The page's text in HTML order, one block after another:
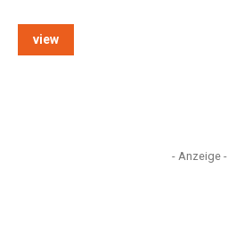
view
- Anzeige -